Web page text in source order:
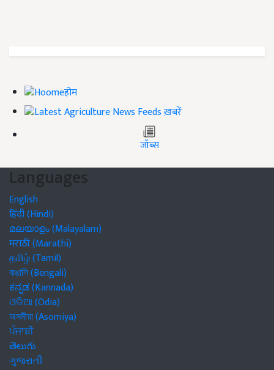
होम
ख़बरें
जॉब्स
Languages
English
हिंदी (Hindi)
മലയാളം (Malayalam)
मराठी (Marathi)
தமிழ் (Tamil)
বাঙালি (Bengali)
ಕನ್ನಡ (Kannada)
ଓଡିଆ (Odia)
অসমীয়া (Asomiya)
ਪੰਜਾਬੀ
తెలుగు
ગુજરાતી